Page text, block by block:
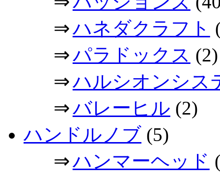
⇒ハネダクラフト
⇒パラドックス (2)
⇒ハルシオンシス
⇒バレーヒル (2)
ハンドルノブ (5)
⇒ハンマーヘッド